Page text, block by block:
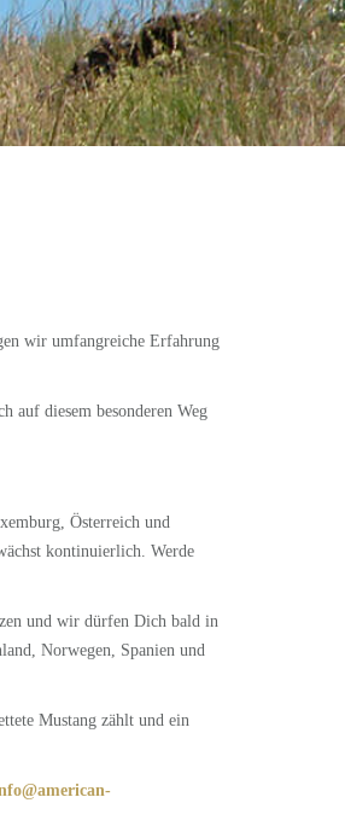
wir umfangreiche Erfahrung
auf diesem besonderen Weg
Österreich und
kontinuierlich. Werde
und wir dürfen Dich bald in
Norwegen, Spanien und
Mustang zählt und ein